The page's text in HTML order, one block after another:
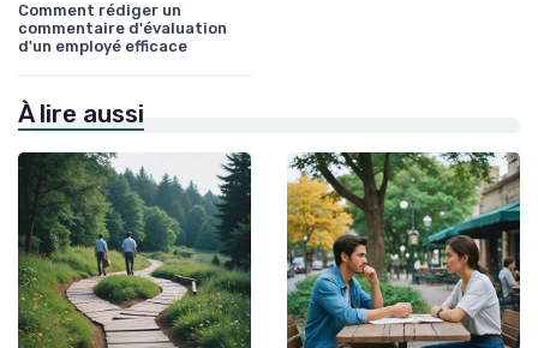
Comment rédiger un
commentaire d'évaluation
d'un employé efficace
À lire aussi